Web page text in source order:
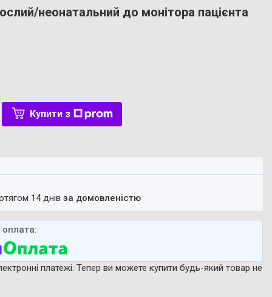
неонатальний до монітора пацієнта
Купити з
14 днівза домовленістю
платежі. Тепер ви можете купити будь-який товар не